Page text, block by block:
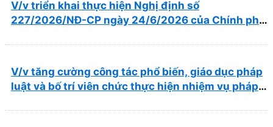
V/v triển khai thực hiện Nghị định số
227/2026/NĐ-CP ngày 24/6/2026 của Chính phủ
trong lĩnh vực y tế
V/v tăng cường công tác phổ biến, giáo dục pháp
luật và bố trí viên chức thực hiện nhiệm vụ pháp